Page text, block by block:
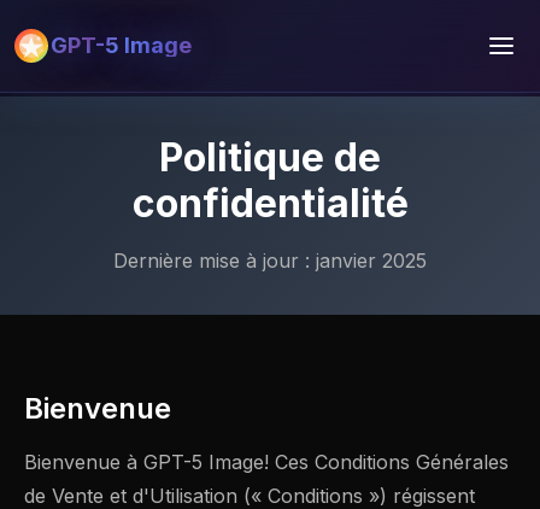
GPT-5 Image
Politique de
confidentialité
Dernière mise à jour : janvier 2025
Bienvenue
Bienvenue à GPT-5 Image! Ces Conditions Générales
de Vente et d'Utilisation (« Conditions ») régissent